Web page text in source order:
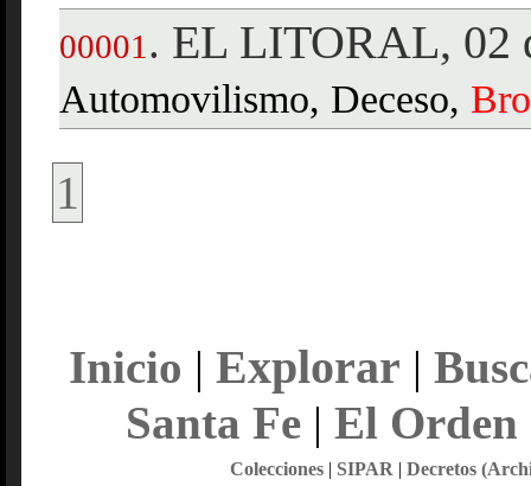
00001 . EL LITORAL, 02
Automovilismo, Deceso,
1
Inicio | Explorar |
Santa Fe| El Orden
Colecciones| SIPAR | Decretos